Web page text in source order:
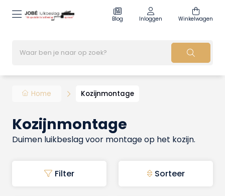
Blog Inloggen Winkelwagen
Home Kozijnmontage
Kozijnmontage
Duimen luikbeslag voor montage op het kozijn.
Filter Sorteer